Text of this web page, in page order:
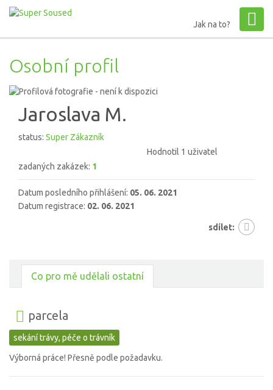
Jak na to?
Osobní profil
Jaroslava M.
status: Super Zákazník
Hodnotil 1 uživatel
zadaných zakázek: 1
Datum posledního přihlášení: 05. 06. 2021
Datum registrace: 02. 06. 2021
sdílet:
Co pro mě udělali ostatní
parcela
sekání trávy, péče o trávník
Výborná práce! Přesně podle požadavku.